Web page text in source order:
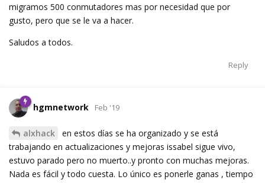
migramos 500 conmutadores mas por necesidad que por
gusto, pero que se le va a hacer.
Saludos a todos.
Reply
hgmnetwork Feb '19
alxhack
en estos días se ha organizado y se está
trabajando en actualizaciones y mejoras issabel sigue vivo,
estuvo parado pero no muerto..y pronto con muchas mejoras.
Nada es fácil y todo cuesta. Lo único es ponerle ganas , tiempo